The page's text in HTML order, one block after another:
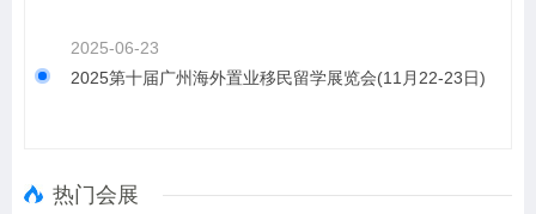
2025-06-23
2025第十届广州海外置业移民留学展览会(11月22-23日)
热门会展